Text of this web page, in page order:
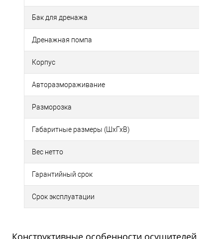
Бак для дренажа
Дренажная помпа
Корпус
Авторазмораживание
Разморозка
Габаритные размеры (ШхГхВ)
Вес нетто
Гарантийный срок
Срок эксплуатации